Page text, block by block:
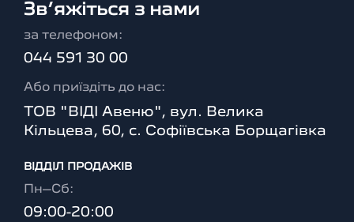
Зв’яжіться з нами
за телефоном:
044 591 30 00
Або приїздіть до нас:
ТОВ "ВІДІ Авеню", вул. Велика
Кільцева, 60, с. Софіївська Борщагівка
ВІДДІЛ ПРОДАЖІВ
Пн–Сб:
09:00-20:00